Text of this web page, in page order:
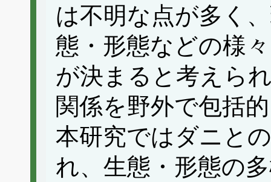
は不明な点が多く
態・形態などの様
が決まると考えら
関係を野外で包括
本研究ではダニと
れ、生態・形態の